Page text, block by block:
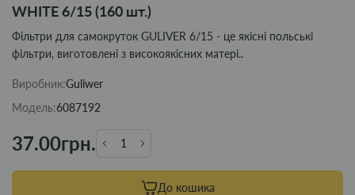
WHITE 6/15 (160 шт.)
Фільтри для самокруток GULIVER 6/15 - це якісні польські
фільтри, виготовлені з високоякісних матері..
Виробник:Guliwer
Модель:6087192
37.00грн.
До кошика